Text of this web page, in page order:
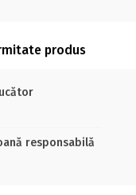
produs
responsabilă